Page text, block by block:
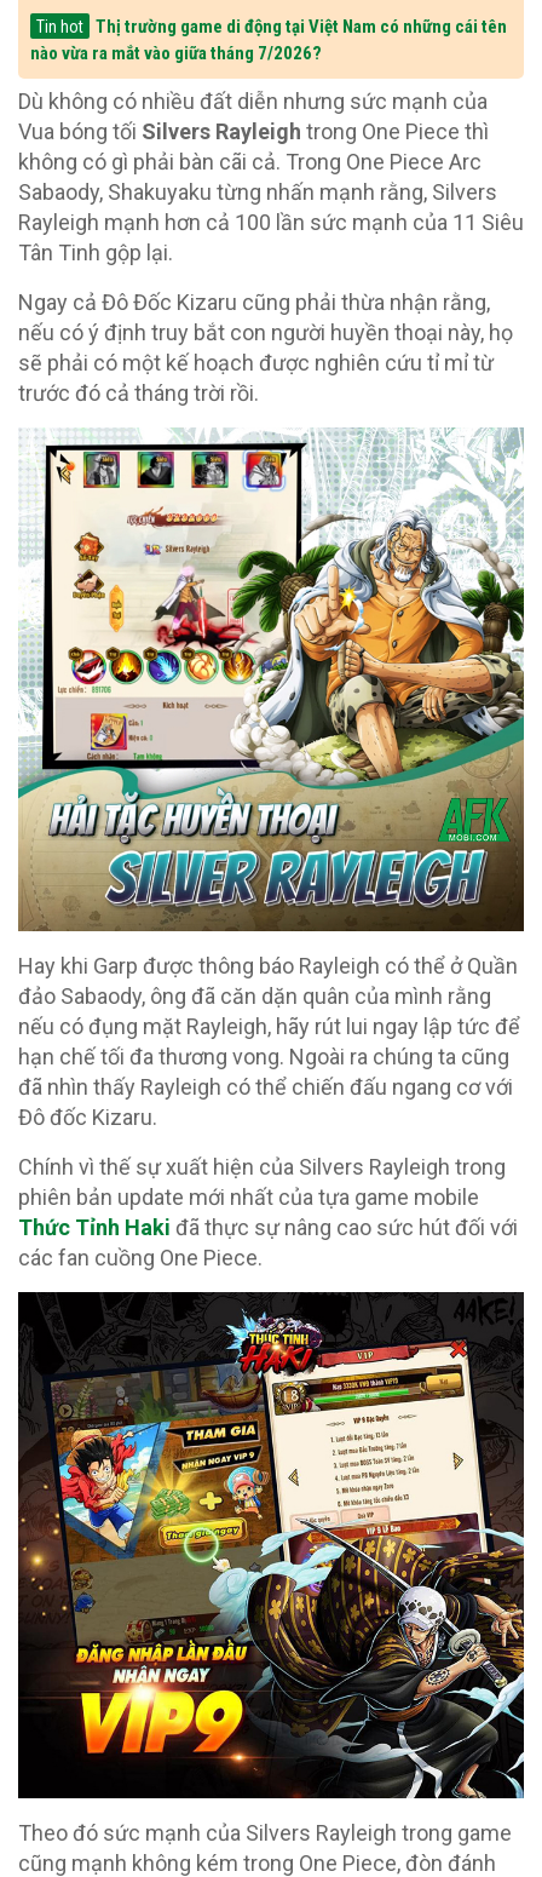
Tin hot
Thị trường game di động tại Việt Nam có những cái tên
nào vừa ra mắt vào giữa tháng 7/2026?
Dù không có nhiều đất diễn nhưng sức mạnh của
Vua bóng tối Silvers Rayleigh trong One Piece thì
không có gì phải bàn cãi cả. Trong One Piece Arc
Sabaody, Shakuyaku từng nhấn mạnh rằng, Silvers
Rayleigh mạnh hơn cả 100 lần sức mạnh của 11 Siêu
Tân Tinh gộp lại.
Ngay cả Đô Đốc Kizaru cũng phải thừa nhận rằng,
nếu có ý định truy bắt con người huyền thoại này, họ
sẽ phải có một kế hoạch được nghiên cứu tỉ mỉ từ
trước đó cả tháng trời rồi.
Hay khi Garp được thông báo Rayleigh có thể ở Quần
đảo Sabaody, ông đã căn dặn quân của mình rằng
nếu có đụng mặt Rayleigh, hãy rút lui ngay lập tức để
hạn chế tối đa thương vong. Ngoài ra chúng ta cũng
đã nhìn thấy Rayleigh có thể chiến đấu ngang cơ với
Đô đốc Kizaru.
Chính vì thế sự xuất hiện của Silvers Rayleigh trong
phiên bản update mới nhất của tựa game mobile
Thức Tỉnh Haki đã thực sự nâng cao sức hút đối với
các fan cuồng One Piece.
Theo đó sức mạnh của Silvers Rayleigh trong game
cũng mạnh không kém trong One Piece, đòn đánh